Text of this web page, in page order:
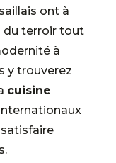
ont à
du terroir tout
à
y trouverez
cuisine